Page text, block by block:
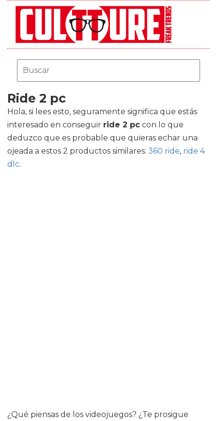
Ride 2 pc
Hola, si lees esto, seguramente significa que estás
interesado en conseguir ride 2 pc con lo que
deduzco que es probable que quieras echar una
ojeada a estos 2 productos similares: 360 ride, ride 4
dlc.
¿Qué piensas de los videojuegos? ¿Te prosigue